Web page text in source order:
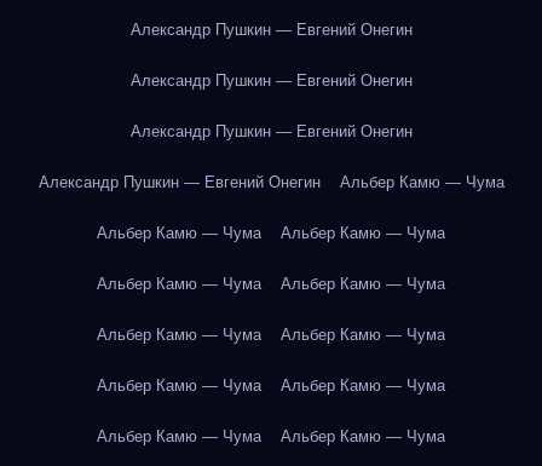
Александр Пушкин — Евгений Онегин
Александр Пушкин — Евгений Онегин
Александр Пушкин — Евгений Онегин
Александр Пушкин — Евгений Онегин Альбер Камю — Чума
Альбер Камю — Чума Альбер Камю — Чума
Альбер Камю — Чума Альбер Камю — Чума
Альбер Камю — Чума Альбер Камю — Чума
Альбер Камю — Чума Альбер Камю — Чума
Альбер Камю — Чума Альбер Камю — Чума